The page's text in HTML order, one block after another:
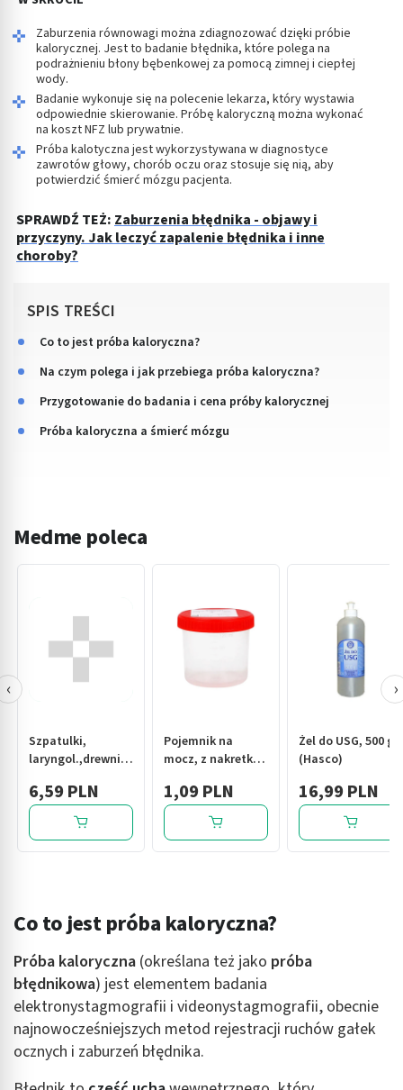
Zaburzenia równowagi można zdiagnozować dzięki próbie
kalorycznej. Jest to badanie błędnika, które polega na
podrażnieniu błony bębenkowej za pomocą zimnej i ciepłej
wody.
Badanie wykonuje się na polecenie lekarza, który wystawia
odpowiednie skierowanie. Próbę kaloryczną można wykonać
na koszt NFZ lub prywatnie.
Próba kalotyczna jest wykorzystywana w diagnostyce
zawrotów głowy, chorób oczu oraz stosuje się nią, aby
potwierdzić śmierć mózgu pacjenta.
SPRAWDŹ TEŻ: Zaburzenia błędnika - objawy i
przyczyny. Jak leczyć zapalenie błędnika i inne
choroby?
SPIS TREŚCI
Co to jest próba kaloryczna?
Na czym polega i jak przebiega próba kaloryczna?
Przygotowanie do badania i cena próby kalorycznej
Próba kaloryczna a śmierć mózgu
Medme poleca
Szpatulki,
laryngol.,drewniane,
(Zarys),100 szt
6,59 PLN
Pojemnik na
mocz, z nakretką,
120 ml
1,09 PLN
Żel do USG, 500 g
(Hasco)
16,99 PLN
‹ ›
Co to jest próba kaloryczna?
Próba kaloryczna (określana też jako próba
błędnikowa) jest elementem badania
elektronystagmografii i videonystagmografii, obecnie
najnowocześniejszych metod rejestracji ruchów gałek
ocznych i zaburzeń błędnika.